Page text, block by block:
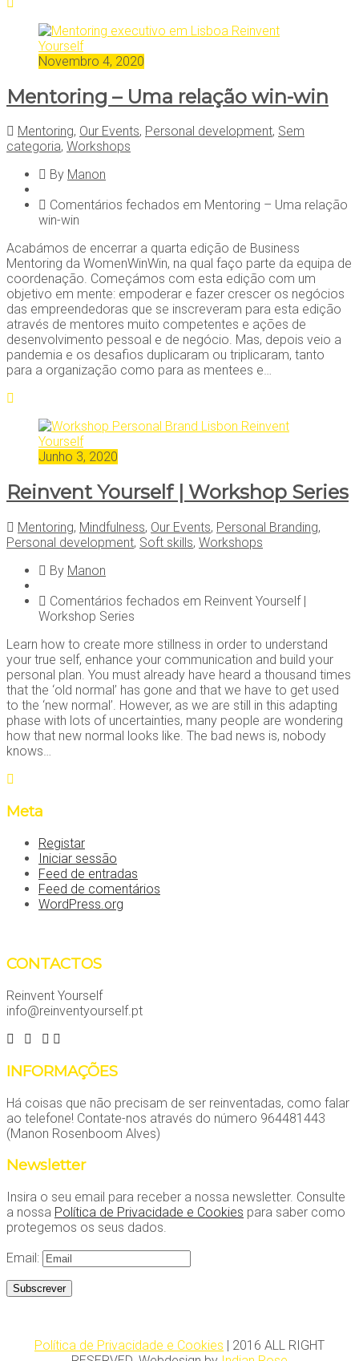
Novembro 4, 2020
Mentoring – Uma relação win-win
Mentoring, Our Events, Personal development, Sem
categoria, Workshops
By Manon
Comentários fechados em Mentoring – Uma relação
win-win
Acabámos de encerrar a quarta edição de Business
Mentoring da WomenWinWin, na qual faço parte da equipa de
coordenação. Começámos com esta edição com um
objetivo em mente: empoderar e fazer crescer os negócios
das empreendedoras que se inscreveram para esta edição
através de mentores muito competentes e ações de
desenvolvimento pessoal e de negócio. Mas, depois veio a
pandemia e os desafios duplicaram ou triplicaram, tanto
para a organização como para as mentees e…
Junho 3, 2020
Reinvent Yourself | Workshop Series
Mentoring, Mindfulness, Our Events, Personal Branding,
Personal development, Soft skills, Workshops
By Manon
Comentários fechados em Reinvent Yourself |
Workshop Series
Learn how to create more stillness in order to understand
your true self, enhance your communication and build your
personal plan. You must already have heard a thousand times
that the ‘old normal’ has gone and that we have to get used
to the ‘new normal’. However, as we are still in this adapting
phase with lots of uncertainties, many people are wondering
how that new normal looks like. The bad news is, nobody
knows…
Meta
Registar
Iniciar sessão
Feed de entradas
Feed de comentários
WordPress.org
CONTACTOS
Reinvent Yourself
info@reinventyourself.pt
INFORMAÇÕES
Há coisas que não precisam de ser reinventadas, como falar
ao telefone! Contate-nos através do número 964481443
(Manon Rosenboom Alves)
Newsletter
Insira o seu email para receber a nossa newsletter. Consulte
a nossa Política de Privacidade e Cookies para saber como
protegemos os seus dados.
Email:
Política de Privacidade e Cookies | 2016 ALL RIGHT